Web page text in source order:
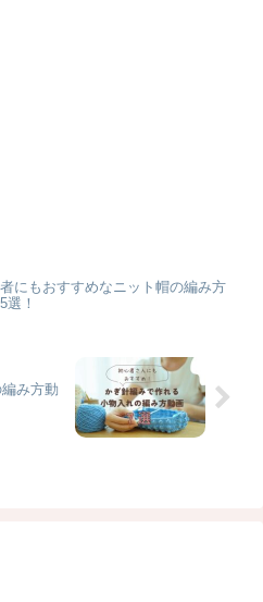
にもおすすめなニット帽の編み方
選！
み方動